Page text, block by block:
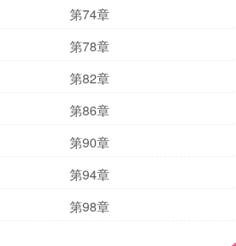
第74章
第78章
第82章
第86章
第90章
第94章
第98章